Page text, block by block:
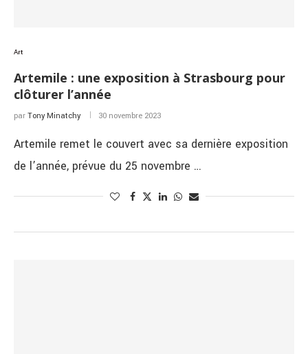
Art
Artemile : une exposition à Strasbourg pour
clôturer l’année
par Tony Minatchy 30 novembre 2023
Artemile remet le couvert avec sa dernière exposition
de l’année, prévue du 25 novembre …